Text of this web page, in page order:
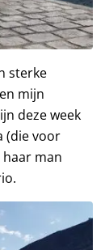
sterke
mijn
deze week
(die voor
man